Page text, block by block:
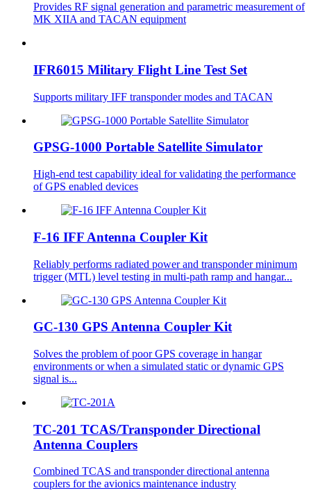
Provides RF signal generation and parametric measurement of
MK XIIA and TACAN equipment
IFR6015 Military Flight Line Test Set
Supports military IFF transponder modes and TACAN
GPSG-1000 Portable Satellite Simulator
High-end test capability ideal for validating the performance
of GPS enabled devices
F-16 IFF Antenna Coupler Kit
Reliably performs radiated power and transponder minimum
trigger (MTL) level testing in multi-path ramp and hangar...
GC-130 GPS Antenna Coupler Kit
Solves the problem of poor GPS coverage in hangar
environments or when a simulated static or dynamic GPS
signal is...
TC-201 TCAS/Transponder Directional
Antenna Couplers
Combined TCAS and transponder directional antenna
couplers for the avionics maintenance industry